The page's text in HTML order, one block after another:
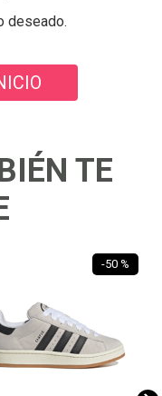
deseado.
TE
-50 %